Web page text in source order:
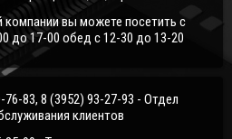
вы можете посетить с
до 17-00 обед с 12-30 до 13-20
76-83, 8 (3952) 93-27-93 - Отдел
клиентов